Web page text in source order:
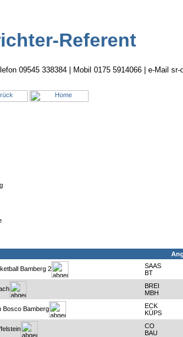
Referent
09545 338384 | Mobil 0175 5914066 | e-Mail sr-
Bamberg 2
SAAS
BT
BREI
MBH
Bosco Bamberg
ECK
KÜPS
CO
BAU